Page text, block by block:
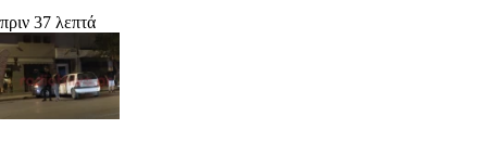
πριν 37 λεπτά